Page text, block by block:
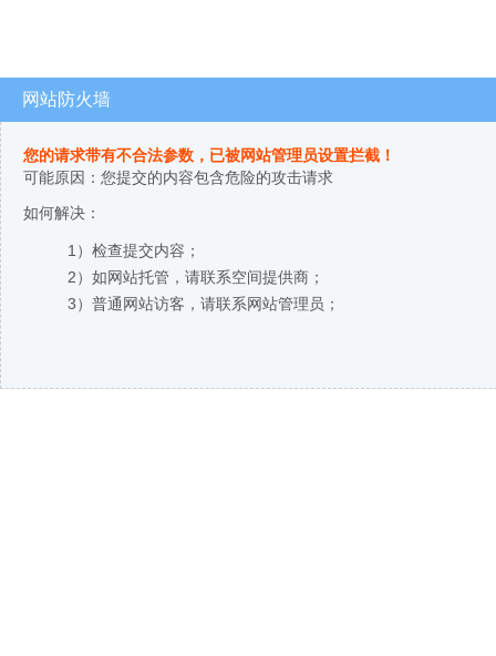
网站防火墙
您的请求带有不合法参数，已被网站管理员设置拦截！
可能原因：您提交的内容包含危险的攻击请求
如何解决：
1）检查提交内容；
2）如网站托管，请联系空间提供商；
3）普通网站访客，请联系网站管理员；